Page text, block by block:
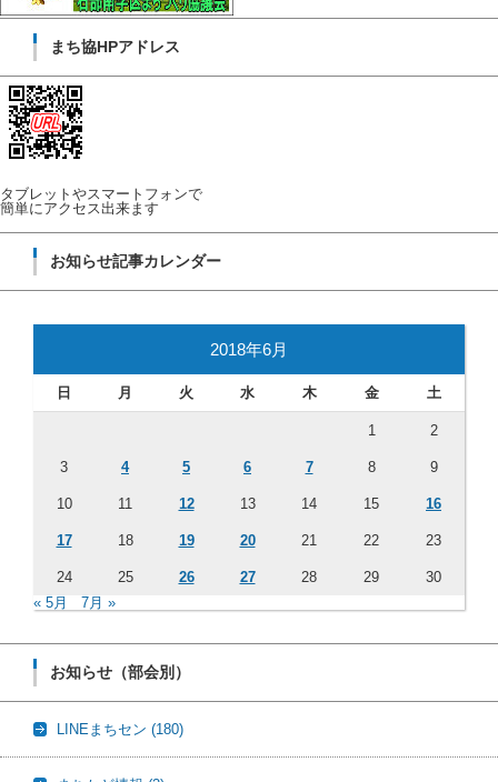
まち協HPアドレス
タブレットやスマートフォンで
簡単にアクセス出来ます
お知らせ記事カレンダー
2018年6月
日 月 火 水 木 金 土
1 2
3 4 5 6 7 8 9
10 11 12 13 14 15 16
17 18 19 20 21 22 23
24 25 26 27 28 29
30
« 5月
7月 »
お知らせ（部会別）
LINEまちセン (180)